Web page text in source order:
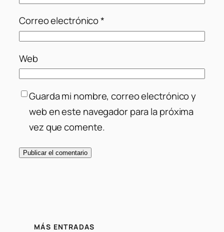
Correo electrónico*
Web
Guarda mi nombre, correo electrónico y
web en este navegador para la próxima
vez que comente.
MÁS ENTRADAS